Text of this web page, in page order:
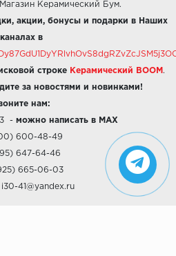
Керамический Бум.
акции, бонусы и подарки в Наших
каналах в
строке Керамический BOOM .
за новостями и новинками!
нам:
- можно написать в MAX
600-48-49
647-64-46
665-06-03
i30-41@yandex.ru